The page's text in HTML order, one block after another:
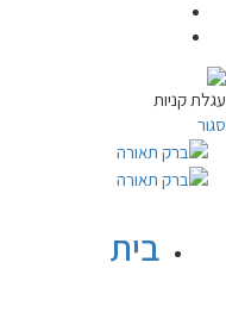
עגלת קניות
סגור
בית